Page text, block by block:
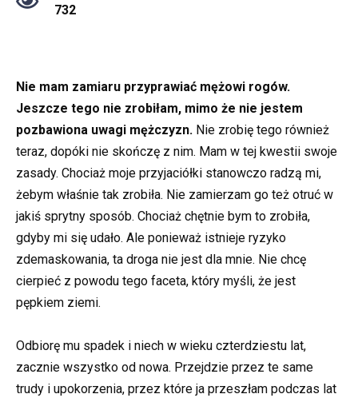
732
Nie mam zamiaru przyprawiać mężowi rogów.
Jeszcze tego nie zrobiłam, mimo że nie jestem
pozbawiona uwagi mężczyzn. Nie zrobię tego również
teraz, dopóki nie skończę z nim. Mam w tej kwestii swoje
zasady. Chociaż moje przyjaciółki stanowczo radzą mi,
żebym właśnie tak zrobiła. Nie zamierzam go też otruć w
jakiś sprytny sposób. Chociaż chętnie bym to zrobiła,
gdyby mi się udało. Ale ponieważ istnieje ryzyko
zdemaskowania, ta droga nie jest dla mnie. Nie chcę
cierpieć z powodu tego faceta, który myśli, że jest
pępkiem ziemi.
Odbiorę mu spadek i niech w wieku czterdziestu lat,
zacznie wszystko od nowa. Przejdzie przez te same
trudy i upokorzenia, przez które ja przeszłam podczas lat